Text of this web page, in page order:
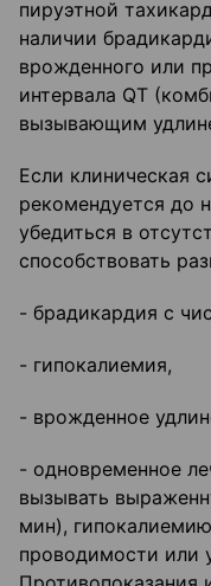
пируэтной
наличии
врожденного или
интервала QT
вызывающим
Если клиническая
рекомендуется до
убедиться в
способствовать
- брадикардия с
- гипокалиемия,
- врожденное
- одновременное
вызывать
мин),
проводимости или